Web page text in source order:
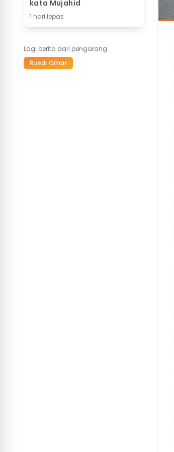
kata Mujahid
1 hari lepas
Lagi berita dari pengarang
Rusdi Omar